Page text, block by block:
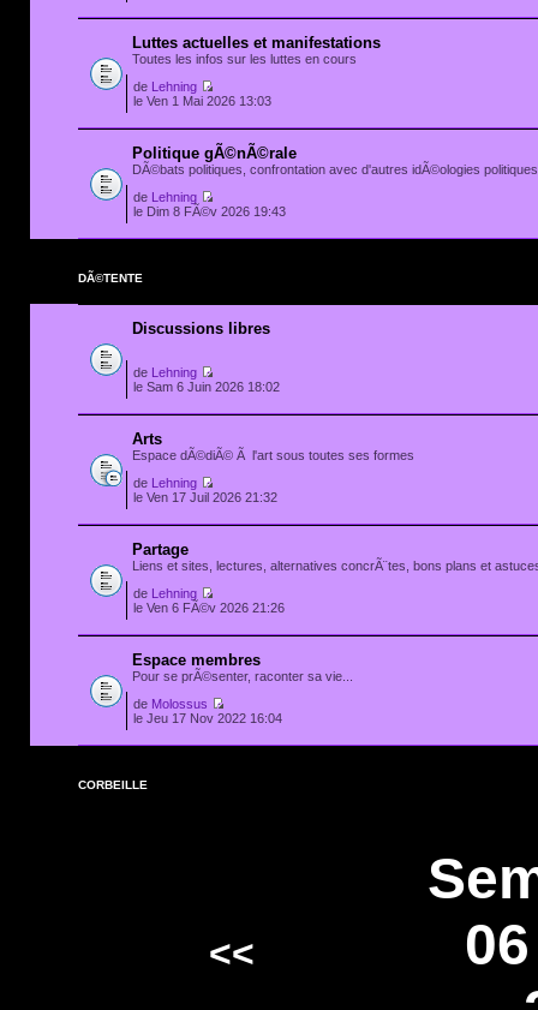
Luttes actuelles et manifestations
Toutes les infos sur les luttes en cours
de
Lehning
le Ven 1 Mai 2026 13:03
Politique gÃ©nÃ©rale
DÃ©bats politiques, confrontation avec d'autres idÃ©ologies
de
Lehning
le Dim 8 FÃ©v 2026 19:43
DÃ©TENTE
Discussions libres
de
Lehning
le Sam 6 Juin 2026 18:02
Arts
Espace dÃ©diÃ© Ã l'art sous toutes ses formes
de
Lehning
le Ven 17 Juil 2026 21:32
Partage
Liens et sites, lectures, alternatives concrÃ¨tes, bons plans et
de
Lehning
le Ven 6 FÃ©v 2026 21:26
Espace membres
Pour se prÃ©senter, raconter sa vie...
de Molossus
le Jeu 17 Nov 2022 16:04
CORBEILLE
<<